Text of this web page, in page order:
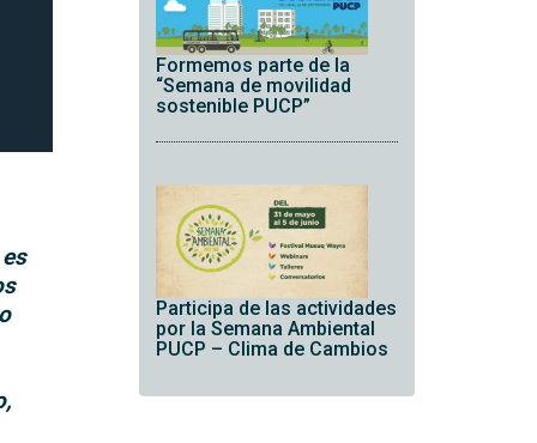
Formemos parte de la
“Semana de movilidad
sostenible PUCP”
Participa de las actividades
por la Semana Ambiental
PUCP – Clima de Cambios